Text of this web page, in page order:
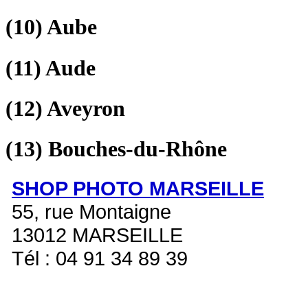
(10)Aube
(11)Aude
(12)Aveyron
(13) Bouches-du-Rhône
SHOP PHOTO MARSEILLE
55, rue Montaigne
13012 MARSEILLE
Tél : 04 91 34 89 39